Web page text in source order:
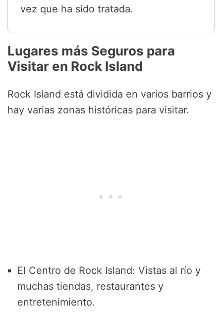
vez que ha sido tratada.
Lugares más Seguros para
Visitar en Rock Island
Rock Island está dividida en varios barrios y
hay varias zonas históricas para visitar.
El Centro de Rock Island: Vistas al río y
muchas tiendas, restaurantes y
entretenimiento.